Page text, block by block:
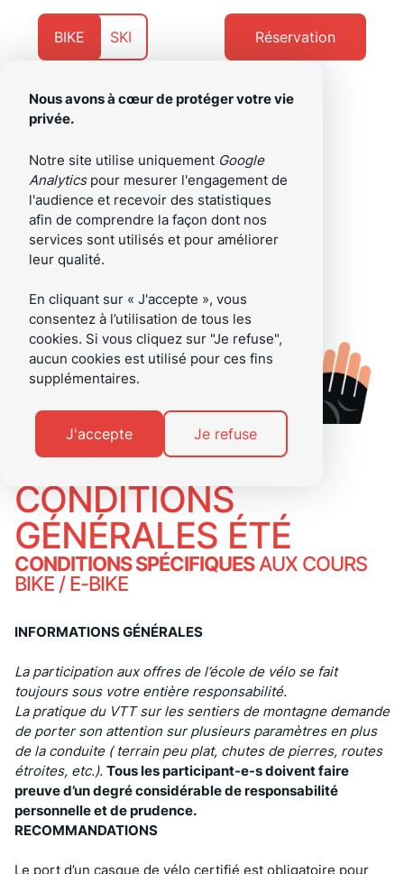
Présentement
BIKE
Naviguer
SKI Réservation
Nous avons à cœur de protéger votre vie
privée.
Notre site utilise uniquement Google
Analyticspour mesurer l'engagement de
l'audience et recevoir des statistiques
afin de comprendre la façon dont nos
services sont utilisés et pour améliorer
leur qualité.
En cliquant sur « J'accepte », vous
consentez à l’utilisation de tous les
cookies. Si vous cliquez sur "Je refuse",
aucun cookies est utilisé pour ces fins
supplémentaires.
J'accepte Je refuse
CONDITIONS
GÉNÉRALES ÉTÉ
CONDITIONS SPÉCIFIQUESAUX COURS
BIKE / E-BIKE
INFORMATIONS GÉNÉRALES
La participation aux offres de l’école de vélo se fait
toujours sous votre entière responsabilité.
La pratique du VTT sur les sentiers de montagne demande
de porter son attention sur plusieurs paramètres en plus
de la conduite ( terrain peu plat, chutes de pierres, routes
étroites, etc.). Tous les participant-e-s doivent faire
preuve d’un degré considérable de responsabilité
personnelle et de prudence.
RECOMMANDATIONS
Le port d’un casque de vélo certifié est obligatoire pour